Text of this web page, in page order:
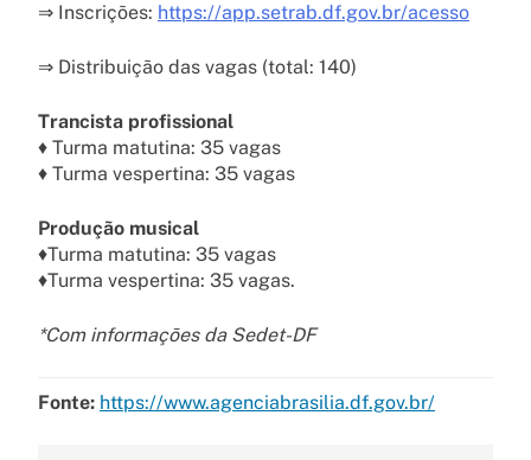
⇒ Inscrições: https://app.setrab.df.gov.br/acesso
⇒ Distribuição das vagas (total: 140)
Trancista profissional
♦ Turma matutina: 35 vagas
♦ Turma vespertina: 35 vagas
Produção musical
♦Turma matutina: 35 vagas
♦Turma vespertina: 35 vagas.
*Com informações da Sedet-DF
Fonte: https://www.agenciabrasilia.df.gov.br/